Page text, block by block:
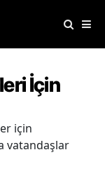
İçin
için
vatandaşlar